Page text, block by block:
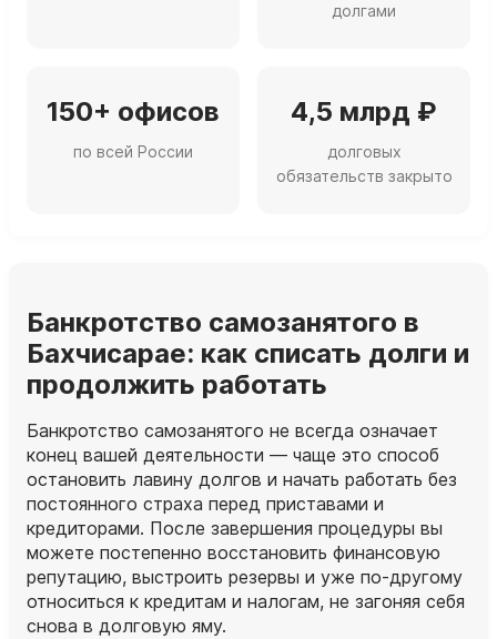
долгами
150+ офисов
по всей России
4,5 млрд ₽
долговых
обязательств закрыто
Банкротство самозанятого в
Бахчисарае: как списать долги и
продолжить работать
Банкротство самозанятого не всегда означает
конец вашей деятельности — чаще это способ
остановить лавину долгов и начать работать без
постоянного страха перед приставами и
кредиторами. После завершения процедуры вы
можете постепенно восстановить финансовую
репутацию, выстроить резервы и уже по‑другому
относиться к кредитам и налогам, не загоняя себя
снова в долговую яму.